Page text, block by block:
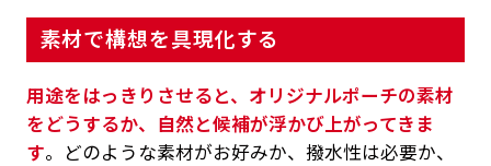
素材で構想を具現化する
用途をはっきりさせると、オリジナルポーチの素材
をどうするか、自然と候補が浮かび上がってきま
す。どのような素材がお好みか、撥水性は必要か、